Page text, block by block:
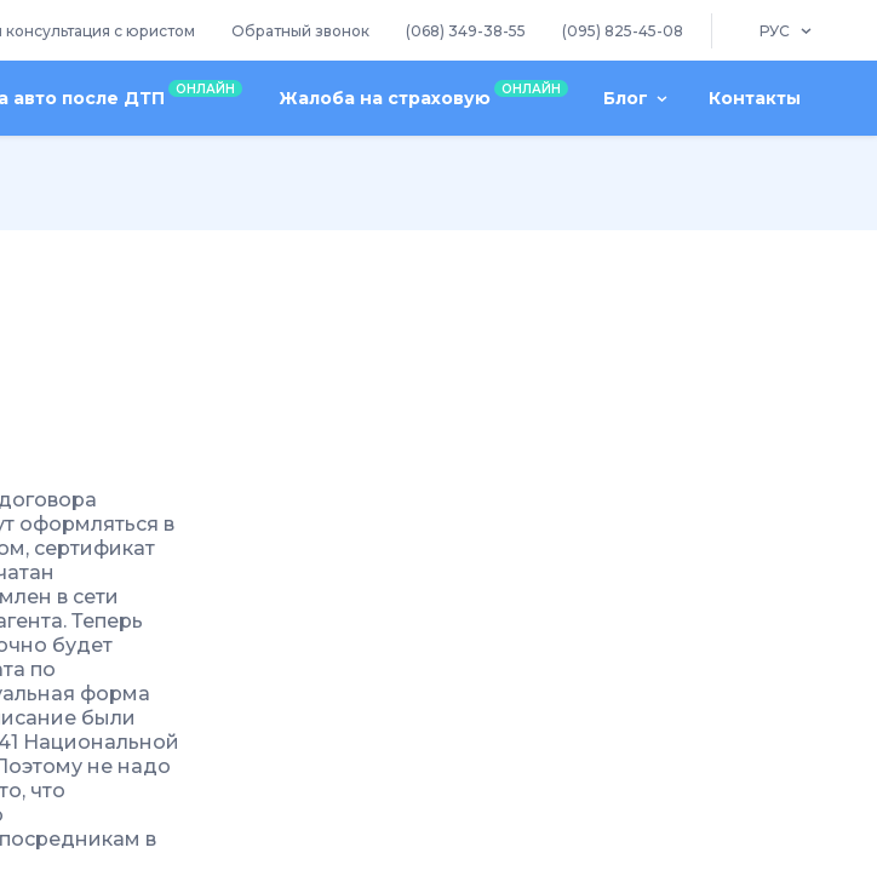
с юристом Обратный звонок (068) 349-38-55 (095) 825-45-08 РУС
авто после ДТП ОНЛАЙН Жалоба на страховую ОНЛАЙН Блог Контакты
оформляться в
сертификат
в сети
Теперь
будет
по
форма
были
Национальной
не надо
что
в